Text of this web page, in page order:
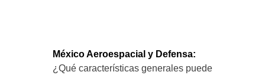
México Aeroespacial y Defensa:
¿Qué características generales puede